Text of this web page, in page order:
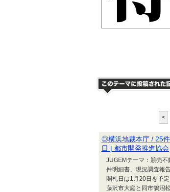
<
◎横浜地裁本庁 / 25
日 | 都市開発推進協会
JUGEMテーマ：競売
件明細書、現況調査報
開札日は1月20日を予
藤沢市大庭と同市鵠沼